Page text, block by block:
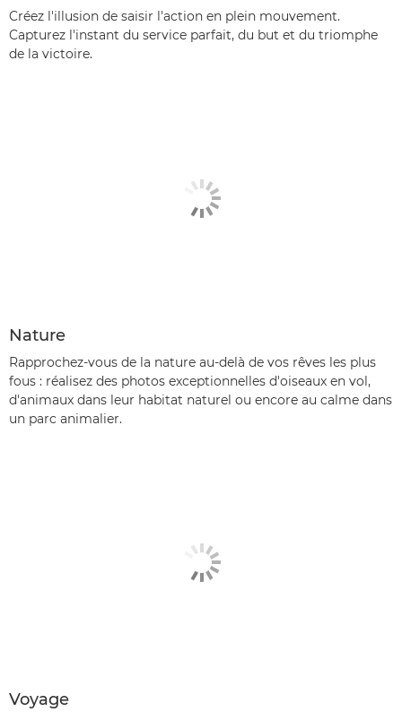
Créez l'illusion de saisir l'action en plein mouvement.
Capturez l'instant du service parfait, du but et du triomphe
de la victoire.
Nature
Rapprochez-vous de la nature au-delà de vos rêves les plus
fous : réalisez des photos exceptionnelles d'oiseaux en vol,
d'animaux dans leur habitat naturel ou encore au calme dans
un parc animalier.
Voyage